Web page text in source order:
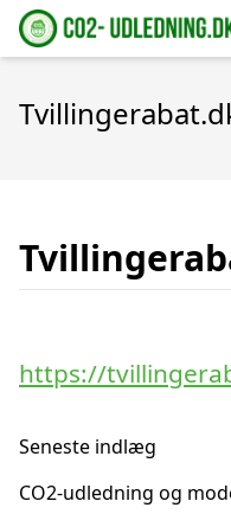
https://
Seneste indlæg
CO2-udledning og